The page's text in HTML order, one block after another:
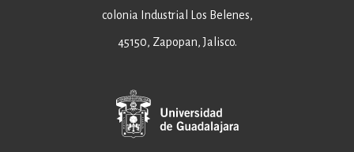
colonia Industrial Los Belenes,
45150, Zapopan, Jalisco.